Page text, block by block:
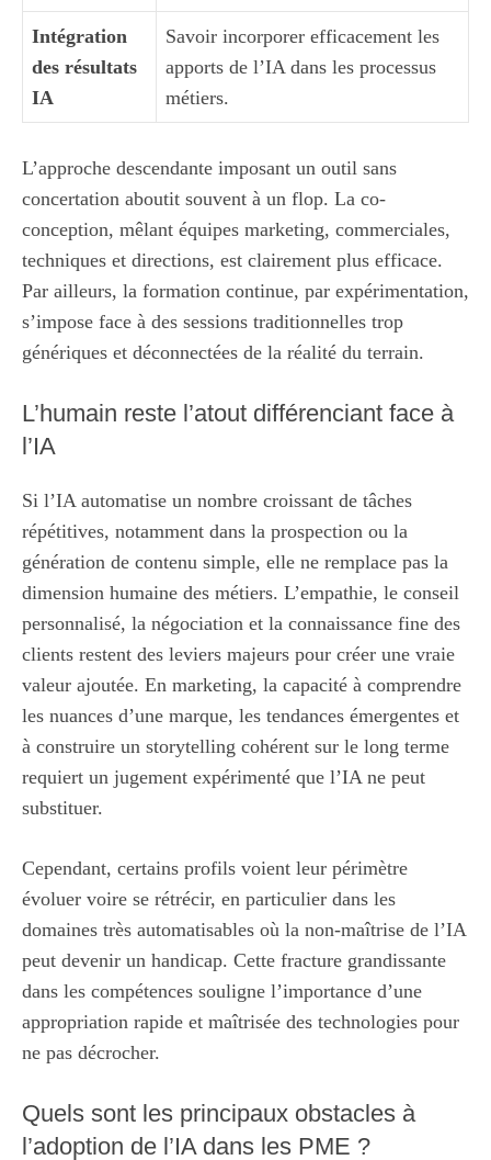
Intégration
des résultats
IA
Savoir incorporer efficacement les
apports de l’IA dans les processus
métiers.
L’approche descendante imposant un outil sans
concertation aboutit souvent à un flop. La co-
conception, mêlant équipes marketing, commerciales,
techniques et directions, est clairement plus efficace.
Par ailleurs, la formation continue, par expérimentation,
s’impose face à des sessions traditionnelles trop
génériques et déconnectées de la réalité du terrain.
L’humain reste l’atout différenciant face à
l’IA
Si l’IA automatise un nombre croissant de tâches
répétitives, notamment dans la prospection ou la
génération de contenu simple, elle ne remplace pas la
dimension humaine des métiers. L’empathie, le conseil
personnalisé, la négociation et la connaissance fine des
clients restent des leviers majeurs pour créer une vraie
valeur ajoutée. En marketing, la capacité à comprendre
les nuances d’une marque, les tendances émergentes et
à construire un storytelling cohérent sur le long terme
requiert un jugement expérimenté que l’IA ne peut
substituer.
Cependant, certains profils voient leur périmètre
évoluer voire se rétrécir, en particulier dans les
domaines très automatisables où la non-maîtrise de l’IA
peut devenir un handicap. Cette fracture grandissante
dans les compétences souligne l’importance d’une
appropriation rapide et maîtrisée des technologies pour
ne pas décrocher.
Quels sont les principaux obstacles à
l’adoption de l’IA dans les PME ?